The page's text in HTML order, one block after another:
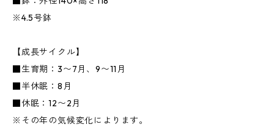
※4.5号鉢
【成長サイクル】
■生育期：3〜7月、9〜11月
■半休眠：8月
■休眠：12〜2月
※その年の気候変化によります。